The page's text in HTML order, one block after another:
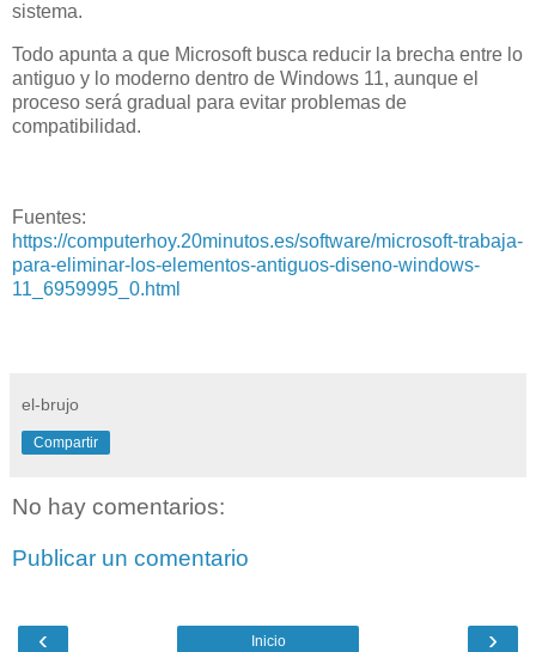
sistema.
Todo apunta a que Microsoft busca reducir la brecha entre lo
antiguo y lo moderno dentro de Windows 11, aunque el
proceso será gradual para evitar problemas de
compatibilidad.
Fuentes:
https://computerhoy.20minutos.es/software/microsoft-trabaja-
para-eliminar-los-elementos-antiguos-diseno-windows-
11_6959995_0.html
el-brujo
Compartir
No hay comentarios:
Publicar un comentario
‹ ›
Inicio